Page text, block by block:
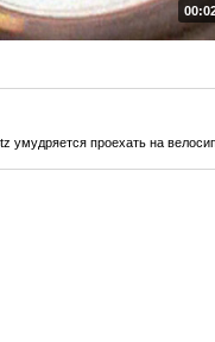
проехать на